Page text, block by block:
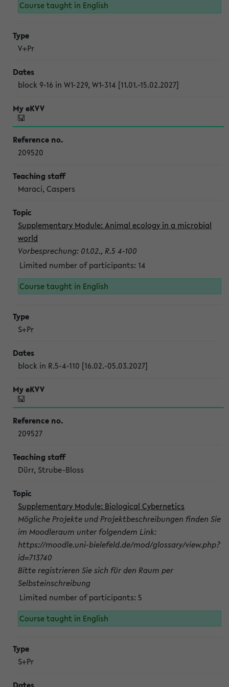
Course taught in English
V+Pr
block 9-16 in W1-229, W1-314 [11.01.-15.02.2027]
209520
Maraci, Caspers
Supplementary Module: Animal ecology in a microbial
world
Vorbesprechung: 01.02., R.5 4-100
Limited number of participants: 14
Course taught in English
S+Pr
block in R.5-4-110 [16.02.-05.03.2027]
209527
Dürr, Strube-Bloss
Supplementary Module: Biological Cybernetics
Mögliche Projekte und Projektbeschreibungen finden Sie
im Moodleraum unter folgendem Link:
https://moodle.uni-bielefeld.de/mod/glossary/view.php?
id=713740
Bitte registrieren Sie sich für den Raum per
Selbsteinschreibung
Limited number of participants: 5
Course taught in English
S+Pr